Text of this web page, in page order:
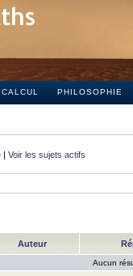
CALCUL PHILOSOPHIE
| Voir les sujets actifs
Auteur
Aucun